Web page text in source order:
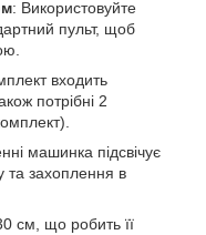
: Використовуйте
пульт, щоб
входить
потрібні 2
машинка підсвічує
та захоплення в
см, що робить її